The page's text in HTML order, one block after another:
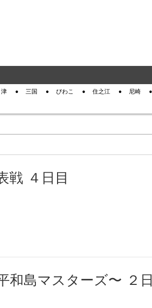
津 三国 びわこ 住之江 尼崎
戦 ４日目
島マスターズ〜 ２日